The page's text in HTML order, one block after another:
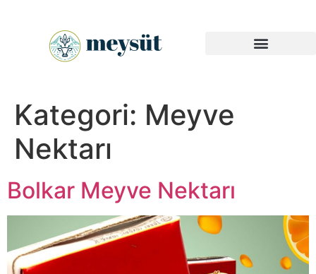
Kategori: Meyve
Nektarı
Bolkar Meyve Nektarı